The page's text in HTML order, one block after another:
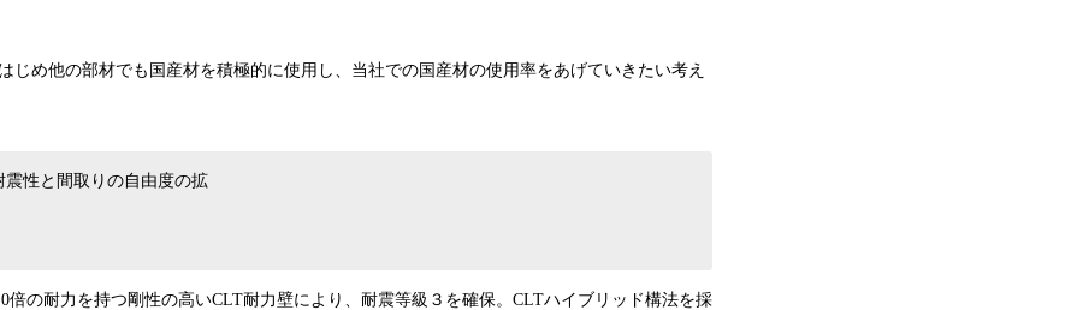
じめ他の部材でも国産材を積極的に使用し、当社での国産材の使用率をあげていきたい考え
震性と間取りの自由度の拡
倍の耐力を持つ剛性の高いCLT耐力壁により、耐震等級３を確保。CLTハイブリッド構法を採